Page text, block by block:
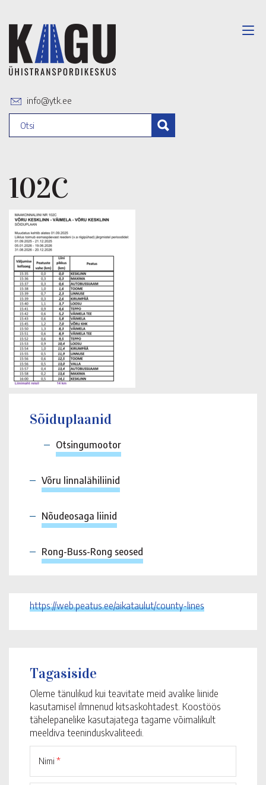
info@ytk.ee
102C
Sõiduplaanid
Otsingumootor
Võru linnalähiliinid
Nõudeosaga liinid
Rong-Buss-Rong seosed
https://web.peatus.ee/aikataulut/county-lines
Tagasiside
Oleme tänulikud kui teavitate meid avalike liinide
kasutamisel ilmnenud kitsaskohtadest. Koostöös
tähelepanelike kasutajatega tagame võimalikult
meeldiva teeninduskvaliteedi.
Nimi *